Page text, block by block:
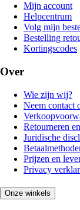
Mijn account
Helpcentrum
Volg mijn
Bestelling
Kortingscodes
Over
Wie zijn wij?
Neem contact
Retourneren
Juridische
Prijzen en
Privacy
Onze winkels